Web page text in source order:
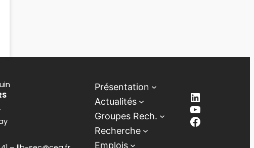
Présentation
Actualités
Groupes Rech.
Recherche
Emplois
LinkedIn
YouTube
Facebook